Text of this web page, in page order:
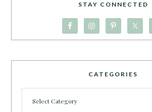
STAY CONNECTED
CATEGORIES